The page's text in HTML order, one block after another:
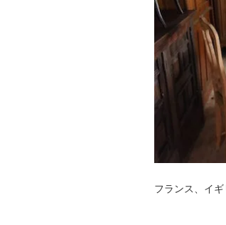
フランス、イ